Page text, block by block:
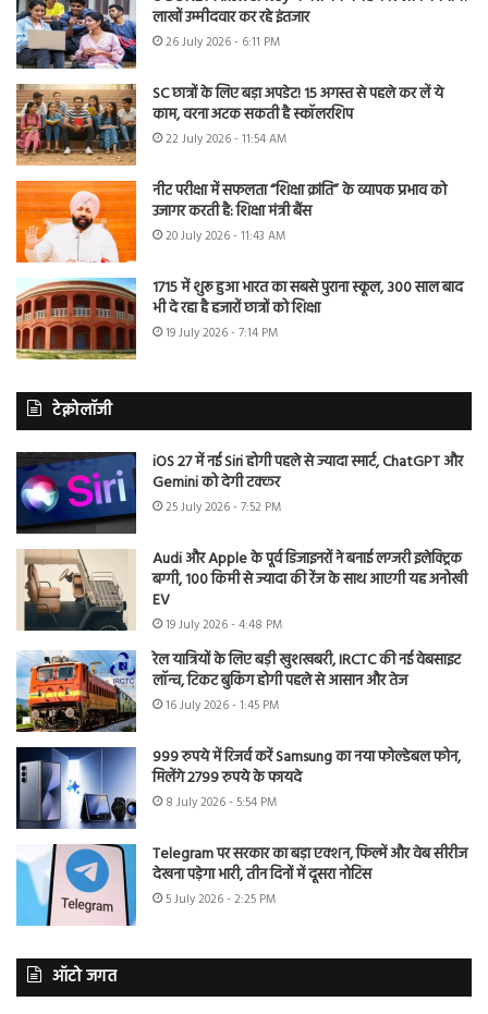
लाखों उम्मीदवार कर रहे इंतजार
26 July 2026 - 6:11 PM
SC छात्रों के लिए बड़ा अपडेट! 15 अगस्त से पहले कर लें ये
काम, वरना अटक सकती है स्कॉलरशिप
22 July 2026 - 11:54 AM
नीट परीक्षा में सफलता “शिक्षा क्रांति” के व्यापक प्रभाव को
उजागर करती है: शिक्षा मंत्री बैंस
20 July 2026 - 11:43 AM
1715 में शुरू हुआ भारत का सबसे पुराना स्कूल, 300 साल बाद
भी दे रहा है हजारों छात्रों को शिक्षा
19 July 2026 - 7:14 PM
टेक्नोलॉजी
iOS 27 में नई Siri होगी पहले से ज्यादा स्मार्ट, ChatGPT और
Gemini को देगी टक्कर
25 July 2026 - 7:52 PM
Audi और Apple के पूर्व डिजाइनरों ने बनाई लग्जरी इलेक्ट्रिक
बग्गी, 100 किमी से ज्यादा की रेंज के साथ आएगी यह अनोखी
EV
19 July 2026 - 4:48 PM
रेल यात्रियों के लिए बड़ी खुशखबरी, IRCTC की नई वेबसाइट
लॉन्च, टिकट बुकिंग होगी पहले से आसान और तेज
16 July 2026 - 1:45 PM
999 रुपये में रिजर्व करें Samsung का नया फोल्डेबल फोन,
मिलेंगे 2799 रुपये के फायदे
8 July 2026 - 5:54 PM
Telegram पर सरकार का बड़ा एक्शन, फिल्में और वेब सीरीज
देखना पड़ेगा भारी, तीन दिनों में दूसरा नोटिस
5 July 2026 - 2:25 PM
ऑटो जगत